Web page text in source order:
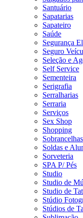
Santuário
Sapatarias
Sapateiro
Saúde
Segurança
Seguro
Seleção e
Self Service
Sementeira
Serigrafia
Serralharias
Serraria
Serviços
Sex Shop
Shopping
Sobrancelhas
Soldas e
Sorveteria
SPA P/ Pés
Studio
Studio de
Studio de
Stúdio
Stúdios de